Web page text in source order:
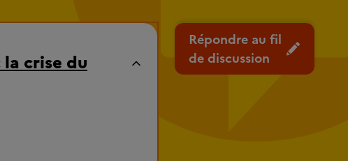
Répondre au fil
de discussion
crise du